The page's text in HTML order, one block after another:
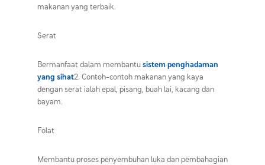
makanan yang terbaik.
Serat
Bermanfaat dalam membantusistem penghadaman
yang sihat2. Contoh-contoh makanan yang kaya
dengan serat ialah epal, pisang, buah lai, kacang dan
bayam.
Folat
Membantu proses penyembuhan luka dan pembahagian